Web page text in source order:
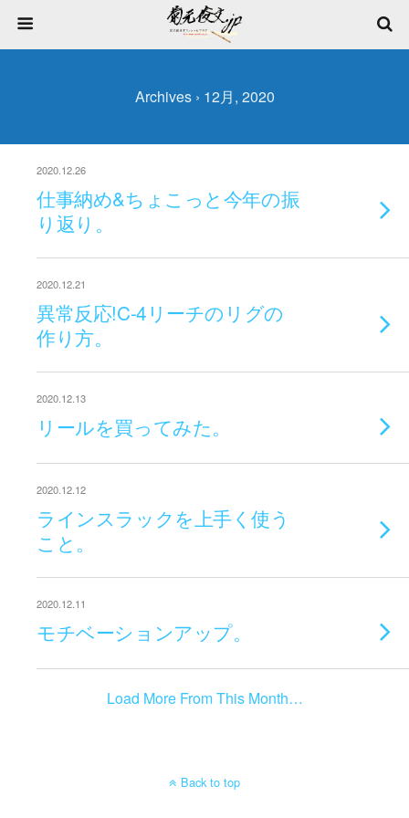
Archives › 12月, 2020
2020.12.26
仕事納め&ちょこっと今年の振
り返り。
2020.12.21
異常反応!C-4リーチのリグの
作り方。
2020.12.13
リールを買ってみた。
2020.12.12
ラインスラックを上手く使う
こと。
2020.12.11
モチベーションアップ。
Load More From This Month…
Back to top